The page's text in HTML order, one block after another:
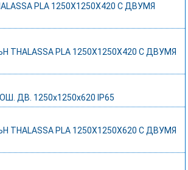
PLA 1250X1250X420 C ДВУМЯ
PLA 1250X1250X420 C ДВУМЯ
ДВ. 1250x1250x620 IP65
PLA 1250X1250X620 C ДВУМЯ